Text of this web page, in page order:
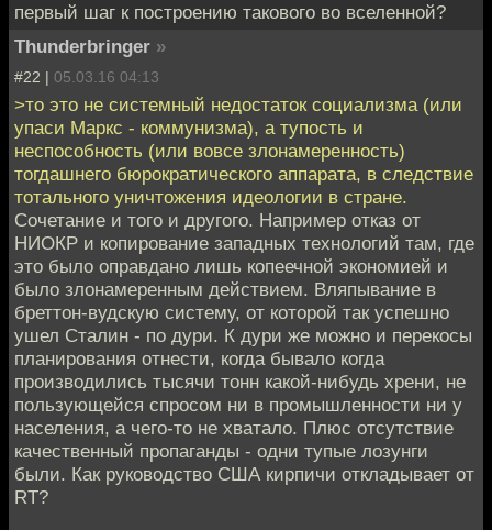
первый шаг к построению такового во вселенной?
Thunderbringer »
#22 | 05.03.16 04:13
>то это не системный недостаток социализма (или
упаси Маркс - коммунизма), а тупость и
неспособность (или вовсе злонамеренность)
тогдашнего бюрократического аппарата, в следствие
тотального уничтожения идеологии в стране.
Сочетание и того и другого. Например отказ от
НИОКР и копирование западных технологий там, где
это было оправдано лишь копеечной экономией и
было злонамеренным действием. Вляпывание в
бреттон-вудскую систему, от которой так успешно
ушел Сталин - по дури. К дури же можно и перекосы
планирования отнести, когда бывало когда
производились тысячи тонн какой-нибудь хрени, не
пользующейся спросом ни в промышленности ни у
населения, а чего-то не хватало. Плюс отсутствие
качественный пропаганды - одни тупые лозунги
были. Как руководство США кирпичи откладывает от
RT?